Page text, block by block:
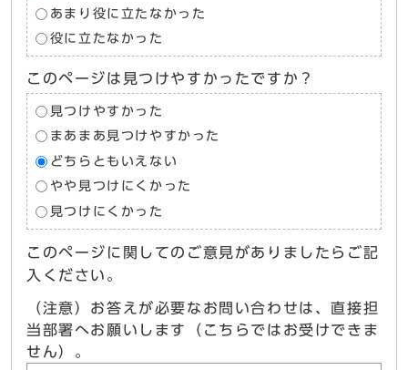
あまり役に立たなかった
役に立たなかった
このページは見つけやすかったですか？
見つけやすかった
まあまあ見つけやすかった
どちらともいえない
やや見つけにくかった
見つけにくかった
このページに関してのご意見がありましたらご記
入ください。
（注意）お答えが必要なお問い合わせは、直接担
当部署へお願いします（こちらではお受けできま
せん）。